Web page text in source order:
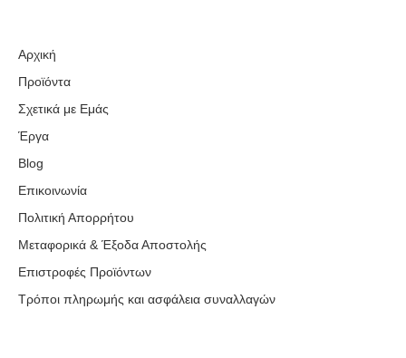
Αρχική
Προϊόντα
Σχετικά με Εμάς
Έργα
Blog
Επικοινωνία
Πολιτική Απορρήτου
Μεταφορικά & Έξοδα Αποστολής
Επιστροφές Προϊόντων
Τρόποι πληρωμής και ασφάλεια συναλλαγών